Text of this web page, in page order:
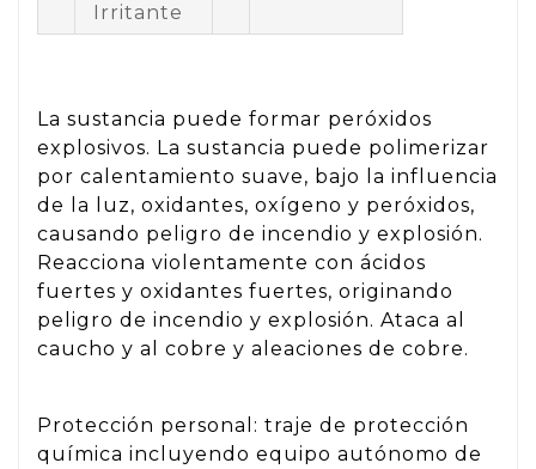
Irritante
La sustancia puede formar peróxidos
explosivos. La sustancia puede polimerizar
por calentamiento suave, bajo la influencia
de la luz, oxidantes, oxígeno y peróxidos,
causando peligro de incendio y explosión.
Reacciona violentamente con ácidos
fuertes y oxidantes fuertes, originando
peligro de incendio y explosión. Ataca al
caucho y al cobre y aleaciones de cobre.
Protección personal: traje de protección
química incluyendo equipo autónomo de